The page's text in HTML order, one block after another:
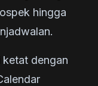
hingga
ketat dengan